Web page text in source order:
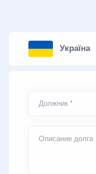
Україна
Должник *
Описание долга